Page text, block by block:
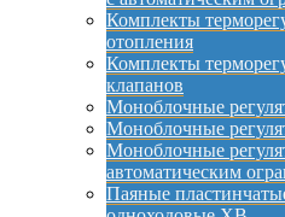
Комплекты
отопления
Комплекты
клапанов
Моноблочные
Моноблочные
Моноблочные
автоматическим
Паяные